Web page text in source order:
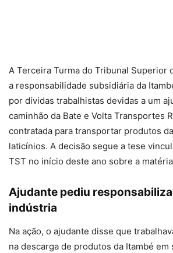
A Terceira Turma do Tribunal Superior
a responsabilidade subsidiária da
por dívidas trabalhistas devidas a um
caminhão da Bate e Volta Transportes
contratada para transportar produtos
laticínios. A decisão segue a tese
TST no início deste ano sobre a
Ajudante pediu
indústria
Na ação, o ajudante disse que
na descarga de produtos da Itambé em